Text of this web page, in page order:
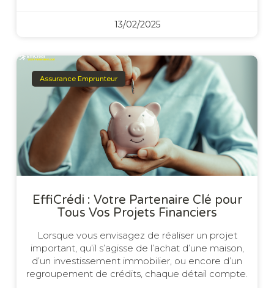
13/02/2025
Assurance Emprunteur
EffiCrédi : Votre Partenaire Clé pour
Tous Vos Projets Financiers
Lorsque vous envisagez de réaliser un projet
important, qu’il s’agisse de l’achat d’une maison,
d’un investissement immobilier, ou encore d’un
regroupement de crédits, chaque détail compte.